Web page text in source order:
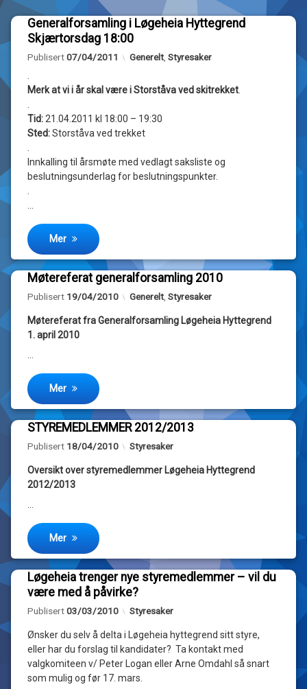
Generalforsamling i Løgeheia Hyttegrend
Skjærtorsdag 18:00
Publisert07/04/2011 Oppdatert 12/04/2011
Kategorier:
Generelt Styresaker
Merk at vi i år skal være i Storståva ved skitrekket
Tid: 21.04.2011 kl 18:00 – 19:30
Sted:Storståva ved trekket
Innkalling til årsmøte med vedlagt saksliste og
beslutningsunderlag for beslutningspunkter.
Mer
Merket
generalforsamling
Legg
igjen
en
Generalforsamling
Løgeheia
Hyttegrend
Møtereferat generalforsamling 2010
Publisert 19/04/2010 Oppdatert 22/04/2010
Kategorier:
Generelt Styresaker
Møtereferat fra Generalforsamling Løgeheia Hyttegrend
1. april 2010
Mer
Merket
2010
generalforsamling
1
kommentar
Møtereferat
generalforsamling
STYREMEDLEMMER 2012/2013
Publisert 18/04/2010 Oppdatert
Kategorier:
Styresaker
Oversikt over styremedlemmer Løgeheia Hyttegrend
2012/2013
Mer
Merket
generalforsamling
styret
Legg
igjen
kommentar
til
2012/2013
Løgeheia trenger nye styremedlemmer – vil du
være med å påvirke?
Publisert03/03/2010 Oppdatert
Kategorier:
Styresaker
Ønsker du selv å delta i Løgeheia hyttegrend sitt styre,
eller har du forslag til kandidater? Ta kontakt med
valgkomiteen v/ Peter Logan eller Arne Omdahl så snart
som mulig og før 17. mars.
Merket
styret
Legg
igjen
en
til
Løgeheia
trenger
nye
styremedlemmer